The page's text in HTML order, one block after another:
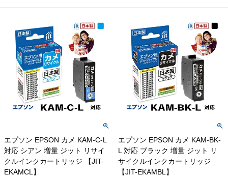
エプソン EPSON カメ KAM-C-L
対応 シアン 増量 ジット リサイ
クルインクカートリッジ 【JIT-
EKAMCL】
エプソン EPSON カメ KAM-BK-
L 対応 ブラック 増量 ジット リ
サイクルインクカートリッジ
【JIT-EKAMBL】